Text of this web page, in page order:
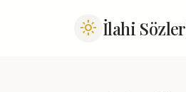
light_mode İlahi